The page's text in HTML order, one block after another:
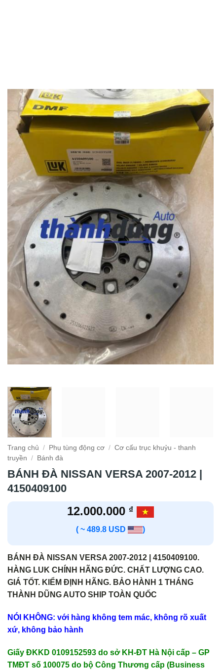
Trang chủ / Phụ tùng động cơ / Cơ cấu trục khuỷu - thanh
truyền
/ Bánh đà
BÁNH ĐÀ NISSAN VERSA 2007-2012 |
4150409100
12.000.000 ₫
( ~ 489.8 USD )
BÁNH ĐÀ NISSAN VERSA 2007-2012 | 4150409100.
HÀNG LUK CHÍNH HÃNG ĐỨC. CHẤT LƯỢNG CAO.
GIÁ TỐT. KIỂM ĐỊNH HÃNG. BẢO HÀNH 1 THÁNG
THÀNH DŨNG AUTO SHIP TOÀN QUỐC
NÓI KHÔNG: với hàng không tem mác, không rõ xuất
xứ, không bảo hành
Giấy ĐKKD 0109152593 do sở KH-ĐT Hà Nội cấp – GP
TMĐT số 100075 do bộ Công Thương cấp (Business